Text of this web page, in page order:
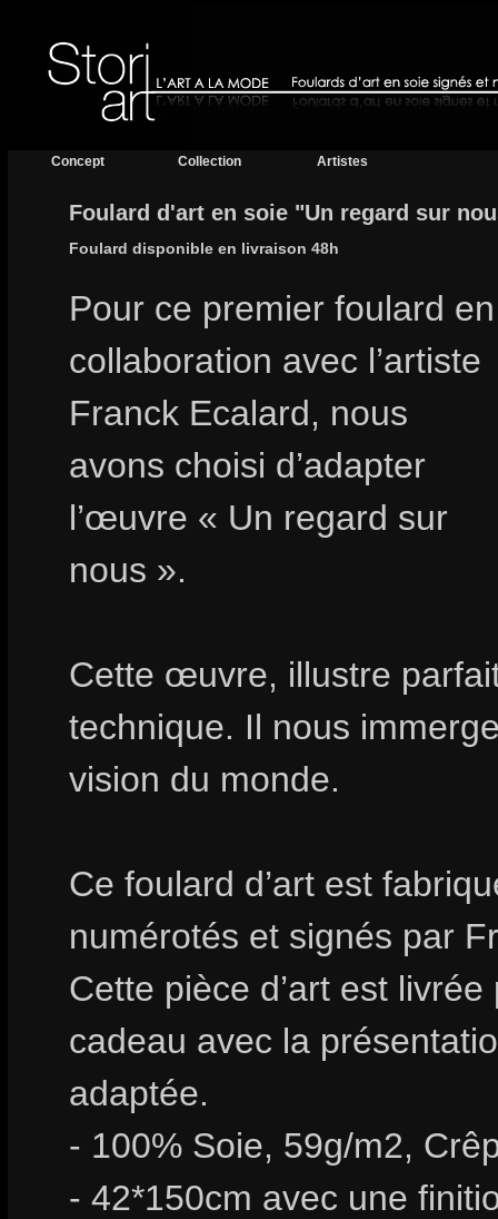
Concept Collection Artistes
Foulard d'art en soie "Un regard sur
Foulard disponible en livraison 48h
Pour ce premier foulard en
collaboration avec l’artiste
Franck Ecalard, nous
avons choisi d’adapter
l’œuvre « Un regard sur
nous ».
Cette œuvre, illustre
technique. Il nous
vision du monde.
Ce foulard d’art est
numérotés et signés par
Cette pièce d’art est
cadeau avec la
adaptée.
- 100% Soie, 59g/m2,
- 42*150cm avec une